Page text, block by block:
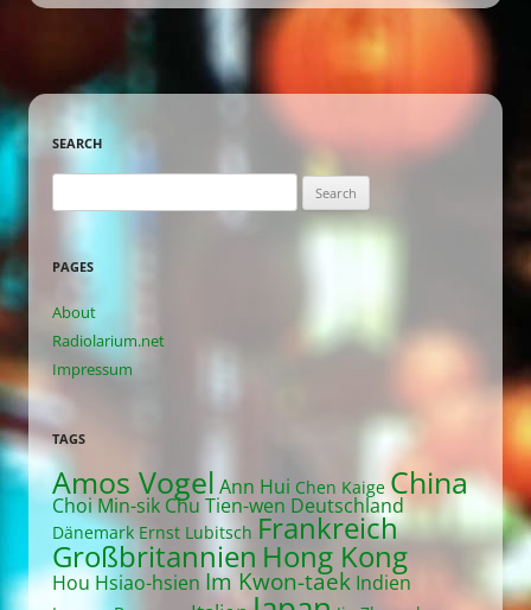
SEARCH
for:
PAGES
About
Radiolarium.net
Impressum
TAGS
Amos Vogel Ann Hui Chen Kaige China
Choi Min-sik Chu Tien-wen Deutschland
Dänemark Ernst Lubitsch Frankreich
Großbritannien Hong Kong
Hou Hsiao-hsien Im Kwon-taek Indien